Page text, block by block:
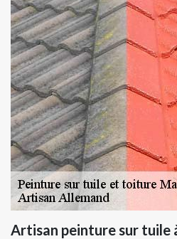
Artisan peinture sur tuile